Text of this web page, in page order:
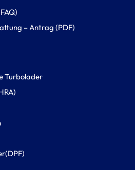
– Antrag (PDF)
Turbolader